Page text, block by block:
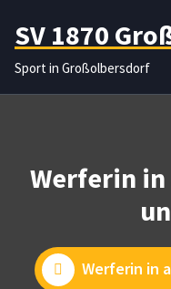
Inhalt
springen
SV 1870
Sport in Großolbersdorf
Werferin
Werferin in